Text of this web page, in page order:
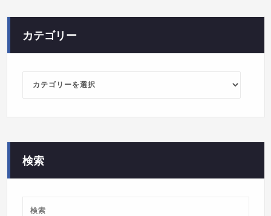
カテゴリー
ー
検索